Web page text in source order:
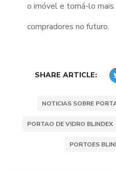
o imóvel e torná-lo
compradores no futuro.
SHARE ARTICLE:
NOTICIAS SOBRE
PORTAO DE VIDRO BLINDEX
PORTOES